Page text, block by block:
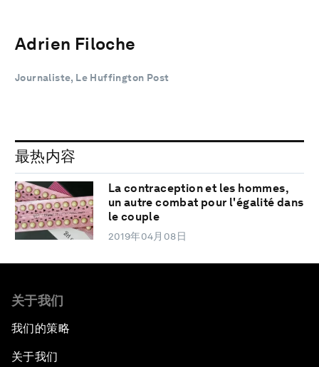
Adrien Filoche
Journaliste, Le Huffington Post
最热内容
La contraception et les hommes,
un autre combat pour l'égalité dans
le couple
2019年04月08日
关于我们
我们的策略
关于我们